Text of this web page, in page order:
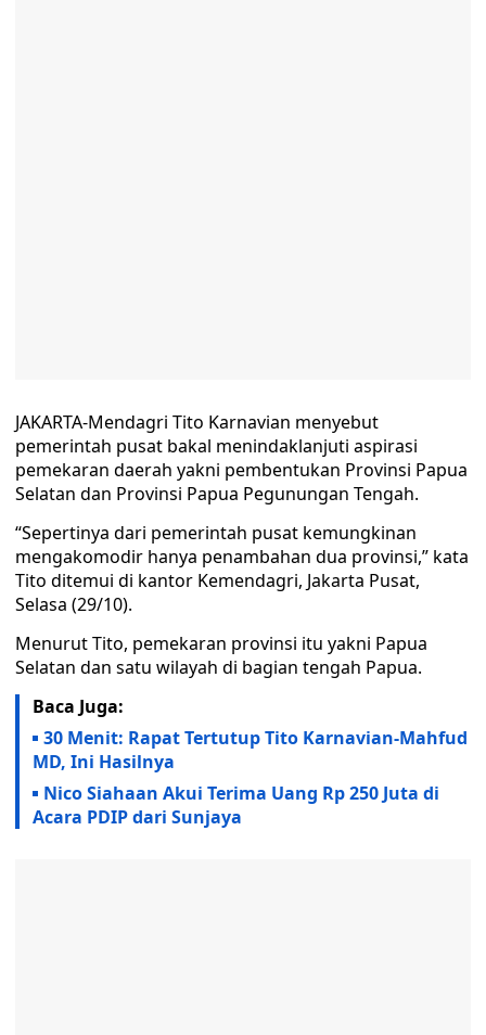
JAKARTA-Mendagri Tito Karnavian menyebut
pemerintah pusat bakal menindaklanjuti aspirasi
pemekaran daerah yakni pembentukan Provinsi Papua
Selatan dan Provinsi Papua Pegunungan Tengah.
“Sepertinya dari pemerintah pusat kemungkinan
mengakomodir hanya penambahan dua provinsi,” kata
Tito ditemui di kantor Kemendagri, Jakarta Pusat,
Selasa (29/10).
Menurut Tito, pemekaran provinsi itu yakni Papua
Selatan dan satu wilayah di bagian tengah Papua.
Baca Juga:
30 Menit: Rapat Tertutup Tito Karnavian-Mahfud
MD, Ini Hasilnya
Nico Siahaan Akui Terima Uang Rp 250 Juta di
Acara PDIP dari Sunjaya